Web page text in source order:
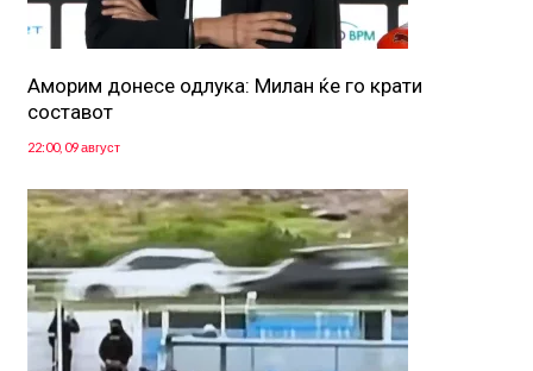
Аморим донесе одлука: Милан ќе го крати
составот
22:00, 09 август